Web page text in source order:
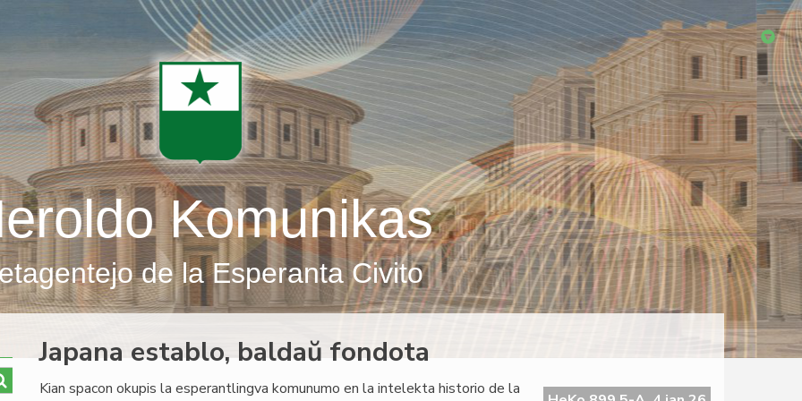
Komunikas
de la Esperanta Civito
Japana establo, baldaŭ fondota
Kian spacon okupis la esperantlingva komunumo en la intelekta historio de la